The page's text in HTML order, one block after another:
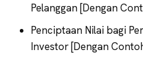
Pelanggan [Dengan
Penciptaan Nilai bagi
Investor [Dengan